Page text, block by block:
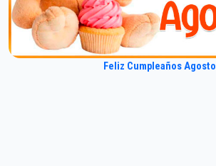
Feliz Cumpleaños Agosto